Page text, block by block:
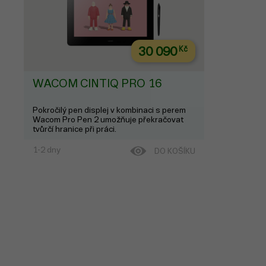
30 090Kč
WACOM CINTIQ PRO 16
Pokročilý pen displej v kombinaci s perem
Wacom Pro Pen 2 umožňuje překračovat
tvůrčí hranice při práci.
1-2 dny DO KOŠÍKU